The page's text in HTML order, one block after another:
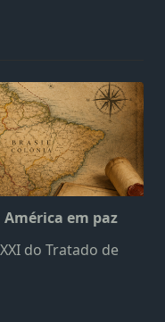
em paz
do Tratado de